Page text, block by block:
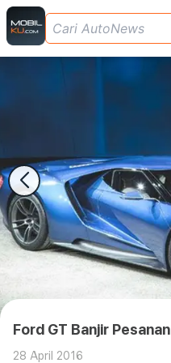
Ford GT Banjir Pesanan
28 April 2016